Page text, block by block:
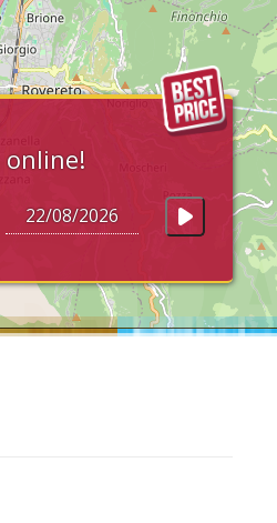
online!